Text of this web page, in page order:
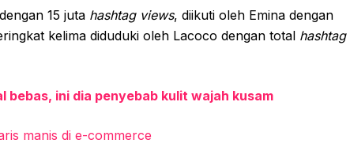
15 juta hashtag views, diikuti oleh Emina dengan
kelima diduduki oleh Lacoco dengan total hashtag
bebas, ini dia penyebab kulit wajah kusam
manis di e-commerce